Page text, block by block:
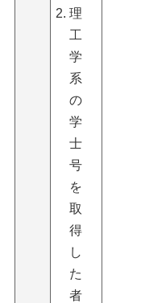
理
工
学
系
の
学
士
号
を
取
得
し
た
者